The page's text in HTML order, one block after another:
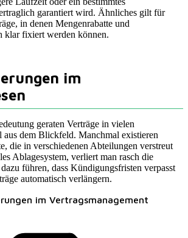
garantiert wird. Ähnliches gilt für
in denen Mengenrabatte und
klar fixiert werden können.
im
geraten Verträge in vielen
aus dem Blickfeld. Manchmal existieren
die in verschiedenen Abteilungen verstreut
Ablagesystem, verliert man rasch die
führen, dass Kündigungsfristen verpasst
automatisch verlängern.
im Vertragsmanagement